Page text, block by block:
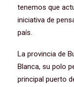
tenemos que
iniciativa de
país.
La provincia de
Blanca, su polo
principal puerto